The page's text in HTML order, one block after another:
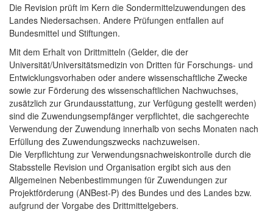
Die Revision prüft im Kern die Sondermittelzuwendungen des
Landes Niedersachsen. Andere Prüfungen entfallen auf
Bundesmittel und Stiftungen.
Mit dem Erhalt von Drittmitteln (Gelder, die der
Universität/Universitätsmedizin von Dritten für Forschungs- und
Entwicklungsvorhaben oder andere wissenschaftliche Zwecke
sowie zur Förderung des wissenschaftlichen Nachwuchses,
zusätzlich zur Grundausstattung, zur Verfügung gestellt werden)
sind die Zuwendungsempfänger verpflichtet, die sachgerechte
Verwendung der Zuwendung innerhalb von sechs Monaten nach
Erfüllung des Zuwendungszwecks nachzuweisen.
Die Verpflichtung zur Verwendungsnachweiskontrolle durch die
Stabsstelle Revision und Organisation ergibt sich aus den
Allgemeinen Nebenbestimmungen für Zuwendungen zur
Projektförderung (ANBest-P) des Bundes und des Landes bzw.
aufgrund der Vorgabe des Drittmittelgebers.